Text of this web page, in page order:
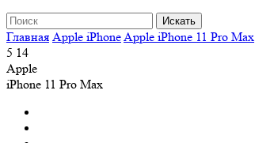
Главная Apple iPhoneApple iPhone 11 Pro Max
5 14
Apple
iPhone 11 Pro Max